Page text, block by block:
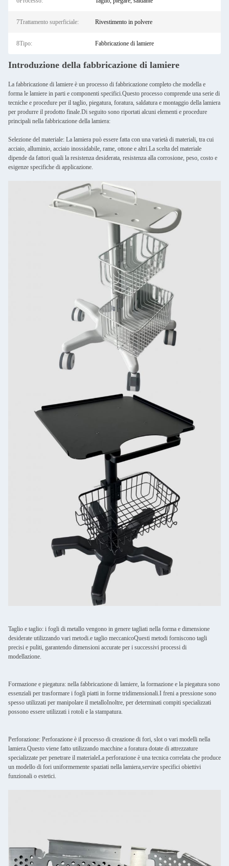
7Trattamento superficiale: Rivestimento in polvere
8Tipo: Fabbricazione di lamiere
Introduzione della fabbricazione di lamiere
La fabbricazione di lamiere è un processo di fabbricazione completo che modella e
forma le lamiere in parti e componenti specifici.Questo processo comprende una serie di
tecniche e procedure per il taglio, piegatura, foratura, saldatura e montaggio della lamiera
per produrre il prodotto finale.Di seguito sono riportati alcuni elementi e procedure
principali nella fabbricazione della lamiera:
Selezione del materiale: La lamiera può essere fatta con una varietà di materiali, tra cui
acciaio, alluminio, acciaio inossidabile, rame, ottone e altri.La scelta del materiale
dipende da fattori quali la resistenza desiderata, resistenza alla corrosione, peso, costo e
esigenze specifiche di applicazione.
Taglio e taglio: i fogli di metallo vengono in genere tagliati nella forma e dimensione
desiderate utilizzando vari metodi.e taglio meccanicoQuesti metodi forniscono tagli
precisi e puliti, garantendo dimensioni accurate per i successivi processi di
modellazione.
Formazione e piegatura: nella fabbricazione di lamiere, la formazione e la piegatura sono
essenziali per trasformare i fogli piatti in forme tridimensionali.I freni a pressione sono
spesso utilizzati per manipolare il metalloInoltre, per determinati compiti specializzati
possono essere utilizzati i rotoli e la stampatura.
Perforazione: Perforazione è il processo di creazione di fori, slot o vari modelli nella
lamiera.Questo viene fatto utilizzando macchine a foratura dotate di attrezzature
specializzate per penetrare il materialeLa perforazione è una tecnica correlata che produce
un modello di fori uniformemente spaziati nella lamiera,servire specifici obiettivi
funzionali o estetici.